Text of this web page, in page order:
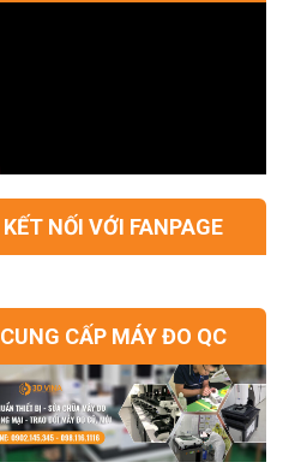
KẾT NỐI VỚI FANPAGE
CUNG CẤP MÁY ĐO QC